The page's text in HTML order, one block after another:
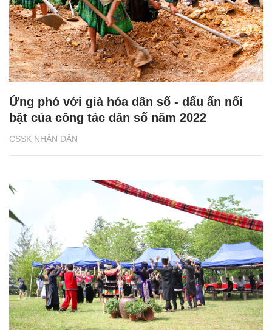
CSSK NHÂN DÂN
Ứng phó với già hóa dân số - dấu ấn nổi
bật của công tác dân số năm 2022